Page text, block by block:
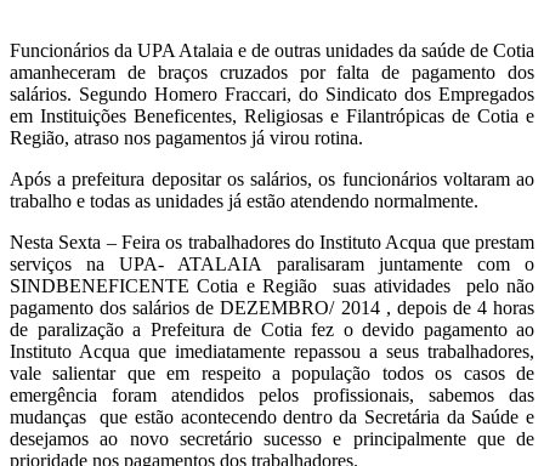
Funcionários da UPA Atalaia e de outras unidades da saúde de Cotia
amanheceram de braços cruzados por falta de pagamento dos
salários. Segundo Homero Fraccari, do Sindicato dos Empregados
em Instituições Beneficentes, Religiosas e Filantrópicas de Cotia e
Região, atraso nos pagamentos já virou rotina.
Após a prefeitura depositar os salários, os funcionários voltaram ao
trabalho e todas as unidades já estão atendendo normalmente.
Nesta Sexta – Feira os trabalhadores do Instituto Acqua que prestam
serviços na UPA- ATALAIA paralisaram juntamente com o
SINDBENEFICENTE Cotia e Região suas atividades pelo não
pagamento dos salários de DEZEMBRO/ 2014 , depois de 4 horas
de paralização a Prefeitura de Cotia fez o devido pagamento ao
Instituto Acqua que imediatamente repassou a seus trabalhadores,
vale salientar que em respeito a população todos os casos de
emergência foram atendidos pelos profissionais, sabemos das
mudanças que estão acontecendo dentro da Secretária da Saúde e
desejamos ao novo secretário sucesso e principalmente que de
prioridade nos pagamentos dos trabalhadores.